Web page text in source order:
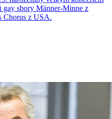
gay sbory Männer-Minne z
Chorus z USA.